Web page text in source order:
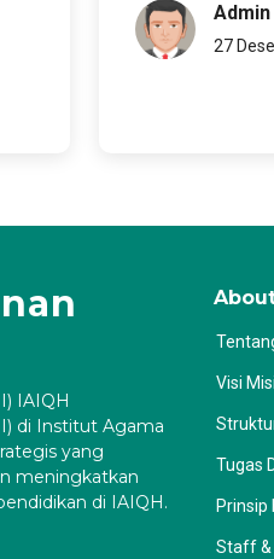
Admin
27
IAIQH
di Institut Agama
yang
meningkatkan
di IAIQH.
Visi Misi
Tugas
Prinsip
Staff &